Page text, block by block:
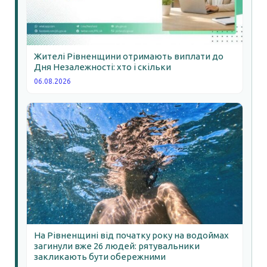
Жителі Рівненщини отримають виплати до
Дня Незалежності: хто і скільки
06.08.2026
На Рівненщині від початку року на водоймах
загинули вже 26 людей: рятувальники
закликають бути обережними